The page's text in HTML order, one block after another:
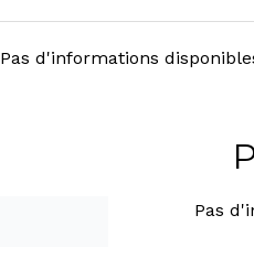
Pas d'informations
Pas